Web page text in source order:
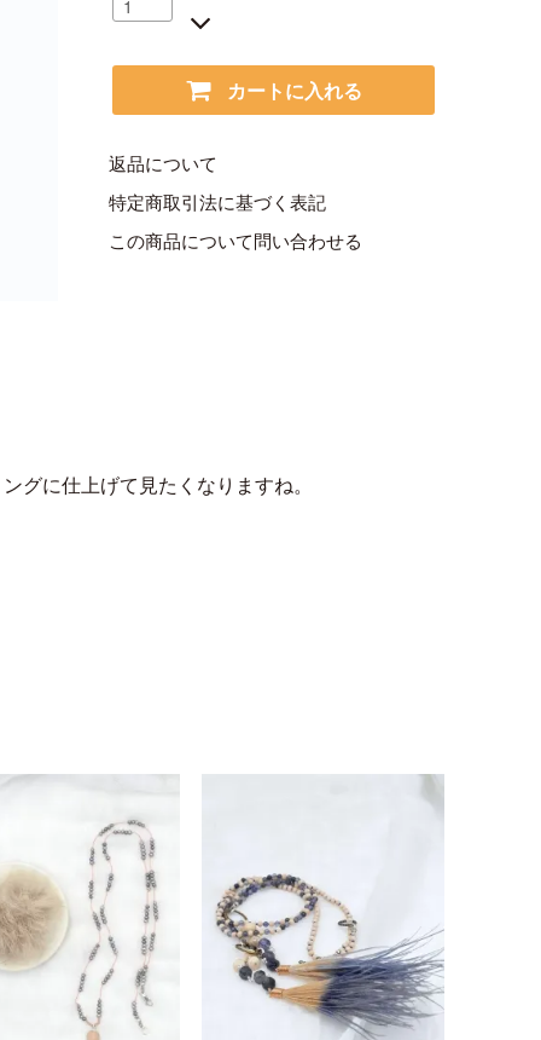
カートに入れる
返品について
特定商取引法に基づく表記
この商品について問い合わせる
グに仕上げて見たくなりますね。